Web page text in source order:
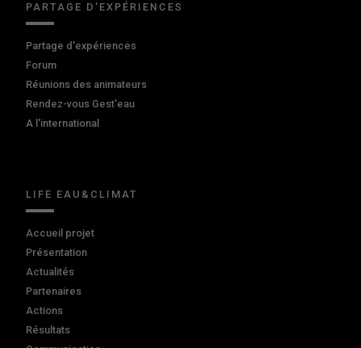
PARTAGE D'EXPÉRIENCES
Partage d'expériences
Forum
Réunions des animateurs
Rendez-vous Gest'eau
A l'international
LIFE EAU&CLIMAT
Accueil projet
Présentation
Actualités
Partenaires
Actions
Résultats